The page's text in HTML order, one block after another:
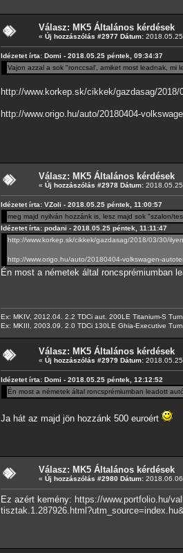
Válasz: MK5 Általános kérdések
« Új hozzászólás #2977 Dátum:
Idézetet írta: Domi - 2018.05.25 péntek, 09:34:37
Vajon azzal a sok "ronccsal', amiket most leadnak, mi
http://www.korkep.sk/cikkek/gazdasag/
http://www.origo.hu/auto/20180404-
Válasz: MK5 Általános kérdések
« Új hozzászólás #2978 Dátum:
Idézetet írta: VZoli - 2018.05.25 péntek, 11:00:57
meg majd nyilván hozzánk is, lesz majd sok "szalon/
Idézetet írta: podani - 2018.05.25 péntek, 11:11:47
http://www.korkep.sk/cikkek/gazdasag/2018/03/30/
http://www.origo.hu/auto/20180404-volkswagen-
Én most a németek által roncsprémiumban
Ex: MKIV, 2012.04. 2.2 TDCi aut. 200LE Titanium-S
Ex: MKIII, 2003.09. 2.0 TDCi 130LE Ghia-Executive
Válasz: MK5 Általános kérdések
« Új hozzászólás #2979 Dátum:
Idézetet írta: Domi - 2018.05.25 péntek, 12:12:52
Én most a németek által roncsprémiumban leadott
Ja hát az majd jön hozzánk 500 euroért
Válasz: MK5 Általános kérdések
« Új hozzászólás #2980 Dátum:
Ez azért kemény: https://www.portfolio.hu/